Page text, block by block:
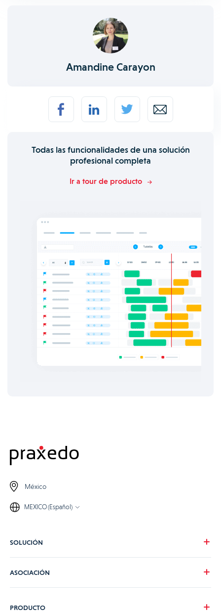
Amandine Carayon
Todas las funcionalidades de una solución
profesional completa
Ir a tour de producto
México
MEXICO (Español)
SOLUCIÓN
Tarifas
ASOCIACIÓN
PRODUCTO